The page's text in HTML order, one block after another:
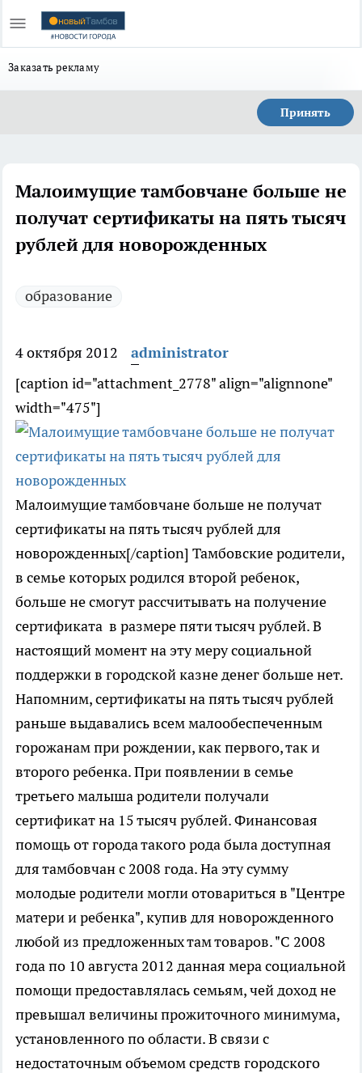
Заказать рекламу
Принять
Малоимущие тамбовчане больше не
получат сертификаты на пять тысяч
рублей для новорожденных
образование
4 октября 2012
administrator
[caption id="attachment_2778" align="alignnone"
width="475"]
Малоимущие тамбовчане больше не получат
сертификаты на пять тысяч рублей для
новорожденных[/caption] Тамбовские родители,
в семье которых родился второй ребенок,
больше не смогут рассчитывать на получение
сертификата в размере пяти тысяч рублей. В
настоящий момент на эту меру социальной
поддержки в городской казне денег больше нет.
Напомним, сертификаты на пять тысяч рублей
раньше выдавались всем малообеспеченным
горожанам при рождении, как первого, так и
второго ребенка. При появлении в семье
третьего малыша родители получали
сертификат на 15 тысяч рублей. Финансовая
помощь от города такого рода была доступная
для тамбовчан с 2008 года. На эту сумму
молодые родители могли отовариться в "Центре
матери и ребенка", купив для новорожденного
любой из предложенных там товаров. "С 2008
года по 10 августа 2012 данная мера социальной
помощи предоставлялась семьям, чей доход не
превышал величины прожиточного минимума,
установленного по области. В связи с
недостаточным объемом средств городского